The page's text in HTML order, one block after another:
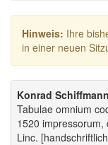
Hinweis: Ihre
in einer neuen
Konrad Schiffmann
Tabulae omnium
1520 impressorum,
Linc.